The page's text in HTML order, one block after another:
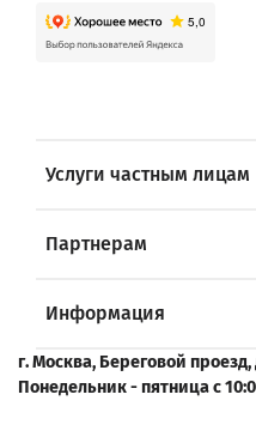
Услуги частным лицам
Партнерам
Информация
г. Москва, Береговой проезд,
Понедельник - пятница с